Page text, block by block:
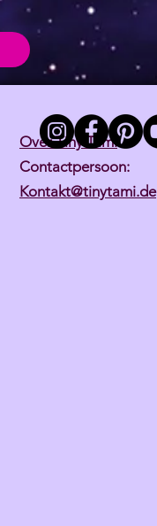
Over Tiny Tami
Contactpersoon:
Kontakt@tinytami.de